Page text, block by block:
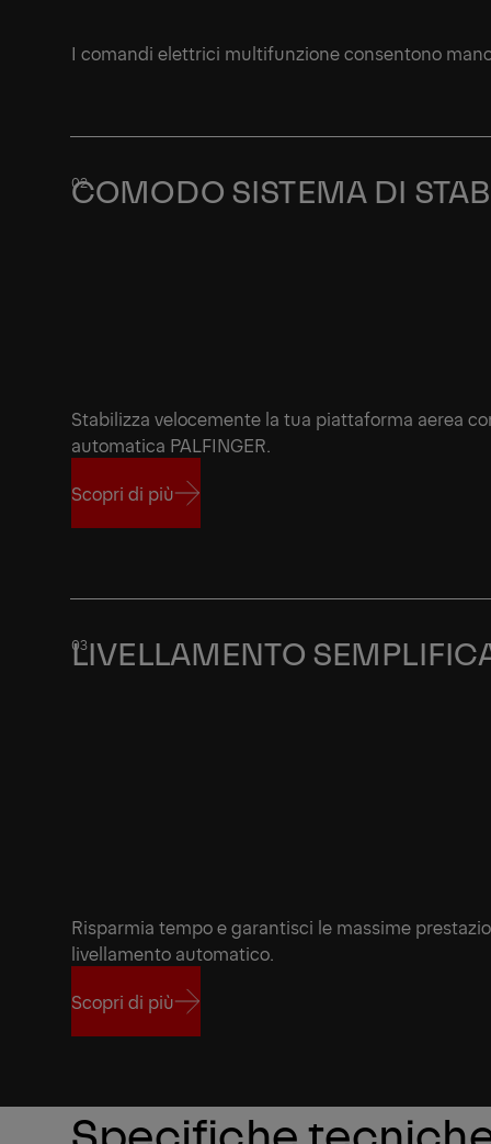
I comandi elettrici multifunzione consentono
COMODO SISTEMA DI
Stabilizza velocemente la tua piattaforma aerea
automatica PALFINGER.
Scopri di più
LIVELLAMENTO
Risparmia tempo e garantisci le massime
livellamento automatico.
Scopri di più